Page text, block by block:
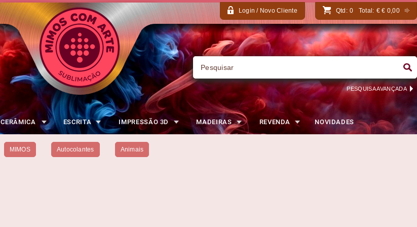
Login / Novo Cliente Qtd: 0 Total: €€ 0,00
PESQUISA AVANÇADA
CERÂMICA ESCRITA IMPRESSÃO 3D MADEIRAS REVENDA NOVIDADES
MIMOS Autocolantes Animais